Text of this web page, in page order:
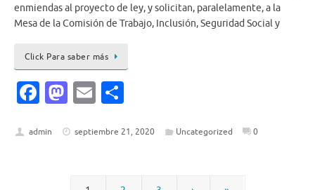
enmiendas al proyecto de ley, y solicitan, paralelamente, a la
Mesa de la Comisión de Trabajo, Inclusión, Seguridad Social y
Click Para saber más
Fa
e
M
to
E
ai m
ar
admin septiembre 21, 2020 Uncategorized 0